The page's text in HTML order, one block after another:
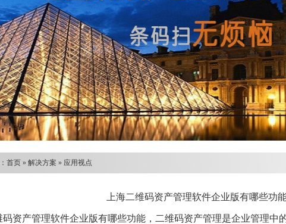
首页 » 解决方案 » 应用视点
上海二维码资产管理软件企业版有哪些功
码资产管理软件企业版有哪些功能，二维码资产管理是企业管理中